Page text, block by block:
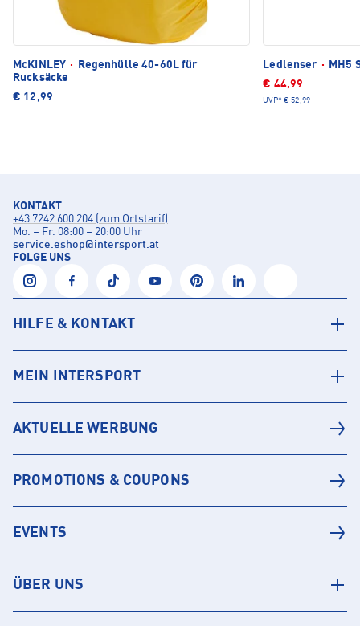
McKINLEY ·
Regenhülle 40-60L für
Rucksäcke
€ 12,99
Ledlenser ·
MH5
€ 44,99
UVP* € 52,99
KONTAKT
+43 7242 600 204 (zum Ortstarif)
Mo. – Fr. 08:00 – 20:00 Uhr
service.eshop@intersport.at
FOLGE UNS
HILFE & KONTAKT
MEIN INTERSPORT
AKTUELLE WERBUNG
PROMOTIONS & COUPONS
EVENTS
ÜBER UNS